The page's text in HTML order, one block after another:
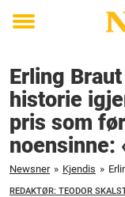
Toggle
Erling
historie
pris som
noensinne:
Newsner » Kjendis »
REDAKTØR: TEODOR